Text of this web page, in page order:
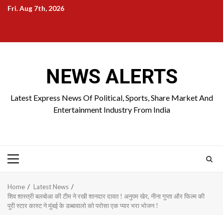
SkipFri. Aug 7th, 2026
NEWS ALERTS
Latest Express News Of Political, Sports, Share Market And
Entertainment Industry From India
Primary
Home
Latest News
शिव शास्त्री बलबोआ की टीम ने रखी शानदार दावत ! अनुपम खेर, नीना गुप्ता और फिल्म की
पूरी स्टार कास्ट ने मुंबई के डब्बावालो को परोसा एक प्यार भरा भोजन !